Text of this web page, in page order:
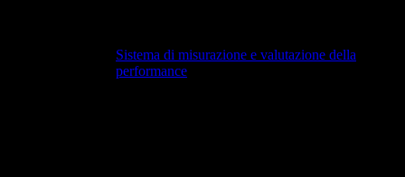
Sistema di misurazione e valutazione della
performance